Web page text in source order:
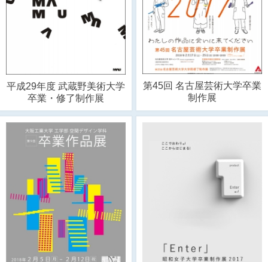
平成29年度 武蔵野美術大学
卒業・修了制作展
第45回 名古屋芸術大学卒業
制作展